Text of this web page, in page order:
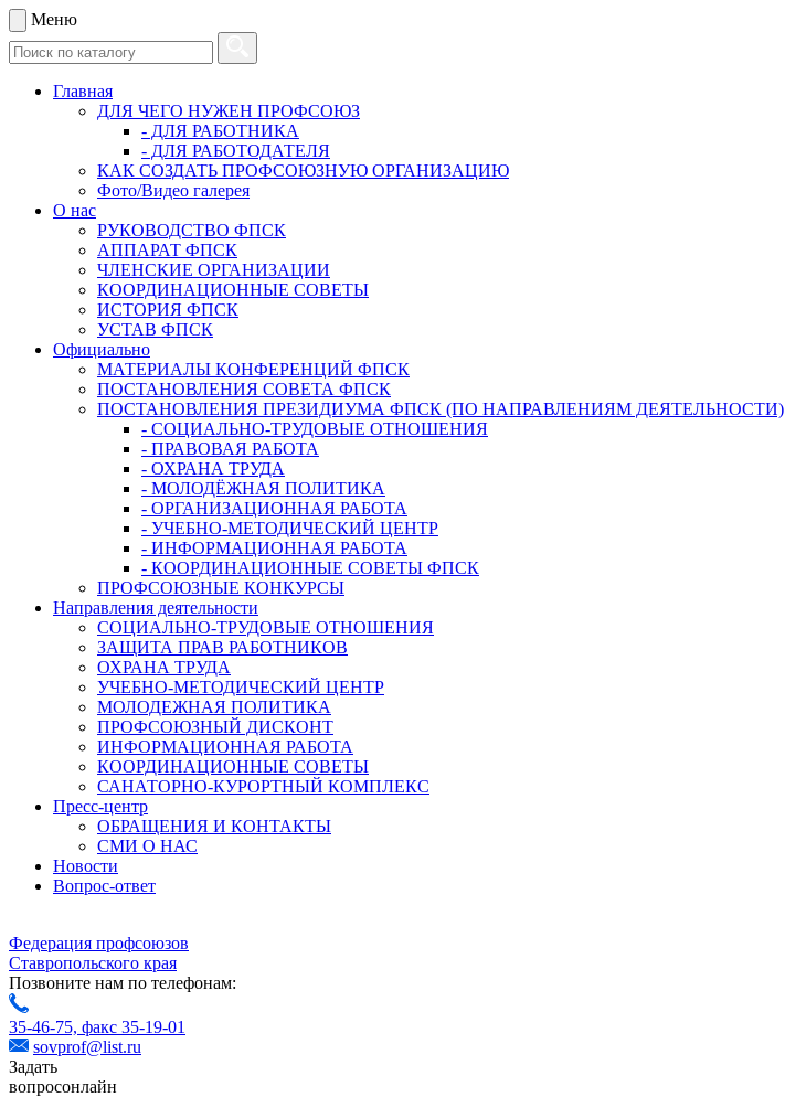
Меню
Главная
ДЛЯ ЧЕГО НУЖЕН ПРОФСОЮЗ
- ДЛЯ РАБОТНИКА
- ДЛЯ РАБОТОДАТЕЛЯ
КАК СОЗДАТЬ ПРОФСОЮЗНУЮ ОРГАНИЗАЦИЮ
Фото/Видео галерея
О нас
РУКОВОДСТВО ФПСК
АППАРАТ ФПСК
ЧЛЕНСКИЕ ОРГАНИЗАЦИИ
КООРДИНАЦИОННЫЕ СОВЕТЫ
ИСТОРИЯ ФПСК
УСТАВ ФПСК
Официально
МАТЕРИАЛЫ КОНФЕРЕНЦИЙ ФПСК
ПОСТАНОВЛЕНИЯ СОВЕТА ФПСК
ПОСТАНОВЛЕНИЯ ПРЕЗИДИУМА ФПСК (ПО НАПРАВЛЕНИЯМ ДЕЯТЕЛЬНОСТИ)
- СОЦИАЛЬНО-ТРУДОВЫЕ ОТНОШЕНИЯ
- ПРАВОВАЯ РАБОТА
- ОХРАНА ТРУДА
- МОЛОДЁЖНАЯ ПОЛИТИКА
- ОРГАНИЗАЦИОННАЯ РАБОТА
- УЧЕБНО-МЕТОДИЧЕСКИЙ ЦЕНТР
- ИНФОРМАЦИОННАЯ РАБОТА
- КООРДИНАЦИОННЫЕ СОВЕТЫ ФПСК
ПРОФСОЮЗНЫЕ КОНКУРСЫ
Направления деятельности
СОЦИАЛЬНО-ТРУДОВЫЕ ОТНОШЕНИЯ
ЗАЩИТА ПРАВ РАБОТНИКОВ
ОХРАНА ТРУДА
УЧЕБНО-МЕТОДИЧЕСКИЙ ЦЕНТР
МОЛОДЕЖНАЯ ПОЛИТИКА
ПРОФСОЮЗНЫЙ ДИСКОНТ
ИНФОРМАЦИОННАЯ РАБОТА
КООРДИНАЦИОННЫЕ СОВЕТЫ
САНАТОРНО-КУРОРТНЫЙ КОМПЛЕКС
Пресс-центр
ОБРАЩЕНИЯ И КОНТАКТЫ
СМИ О НАС
Новости
Вопрос-ответ
Федерация профсоюзов
Ставропольского края
Позвоните нам по телефонам:
35-46-75, факс 35-19-01
sovprof@list.ru
Задать
вопросонлайн